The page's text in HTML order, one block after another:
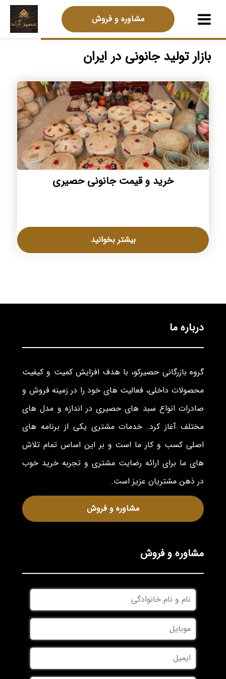
مشاوره و فروش
بازار تولید جانونی در ایران
خرید و قیمت جانونی حصیری
بیشتر بخوانید
درباره ما
گروه بازرگانی حصیرکو، با هدف افزایش کمیت و کیفیت
محصولات داخلی، فعالیت های خود را در زمینه فروش و
صادرات انواع سبد های حصیری در اندازه و مدل های
مختلف آغاز کرد. خدمات مشتری یکی از برنامه های
اصلی کسب و کار ما است و بر این اساس تمام تلاش
های ما برای ارائه رضایت مشتری و تجربه خرید خوب
در ذهن مشتریان عزیز است.
مشاوره و فروش
مشاوره و فروش
نام
و
نام
خانوادگی
موبایل
ایمیل